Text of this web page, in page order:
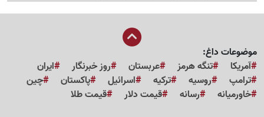
موضوعات داغ:
آمریکا
تنگه هرمز عربستان روز خبرنگار
ایران
ترامپ
روسیه ترکیه اسرائیل پاکستان
چین
خاورمیانه
رسانه قیمت دلار قیمت طلا